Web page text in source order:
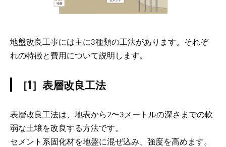
地盤改良工事には主に3種類の工法があります。それぞ
れの特徴と費用について説明します。
［1］表層改良工法
表層改良工法は、地表から2〜3メートルの深さまでの軟
弱な土壌を改良する方法です。
セメント系固化材を地盤に混ぜ込み、強度を高めます。